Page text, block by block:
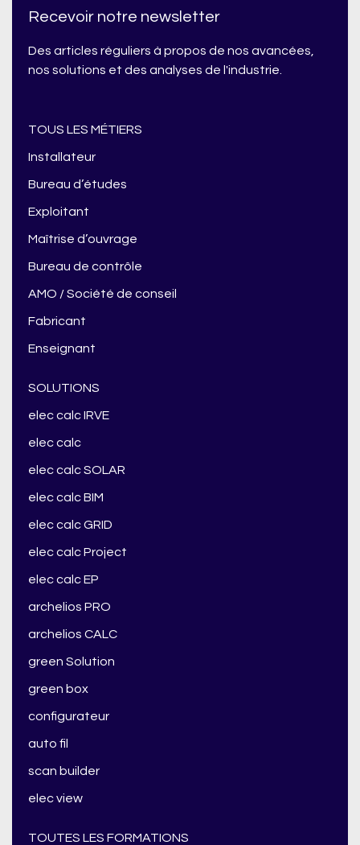
Recevoir notre newsletter
Des articles réguliers à propos de nos avancées,
nos solutions et des analyses de l'industrie.
TOUS LES MÉTIERS
Installateur
Bureau d’études
Exploitant
Maîtrise d’ouvrage
Bureau de contrôle
AMO / Société de conseil
Fabricant
Enseignant
SOLUTIONS
elec calc IRVE
elec calc
elec calc SOLAR
elec calc BIM
elec calc GRID
elec calc Project
elec calc EP
archelios PRO
archelios CALC
green Solution
green box
configurateur
auto fil
scan builder
elec view
TOUTES LES FORMATIONS